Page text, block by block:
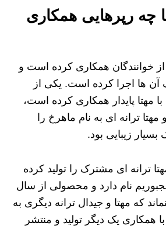
چه رپرهایی همکاری
از خوانندگان همکاری کرده است و
آن ها اجرا کرده است. یکی از
مهتا پایدار همکاری کرده است،
ترانه ای به نام ماهرخ را
زیبایی بود.
ترانه ای مشترک را تولید کرده
نام دارد و محصولی از سال
نماند که مهتا و جیدال ترانه دیگری به
همکاری یک دیگر تولید و منتشر